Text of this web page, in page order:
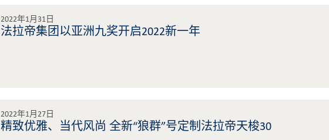
2022年1月31日
法拉帝集团以亚洲九奖开启2022新一年
2022年1月27日
精致优雅、当代风尚 全新“狼群”号定制法拉帝天梭30